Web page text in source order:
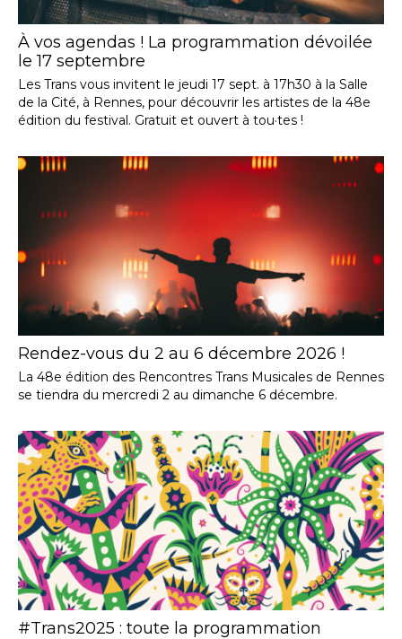
À vos agendas ! La programmation dévoilée
le 17 septembre
Les Trans vous invitent le jeudi 17 sept. à 17h30 à la Salle
de la Cité, à Rennes, pour découvrir les artistes de la 48e
édition du festival. Gratuit et ouvert à tou·tes !
Rendez-vous du 2 au 6 décembre 2026 !
La 48e édition des Rencontres Trans Musicales de Rennes
se tiendra du mercredi 2 au dimanche 6 décembre.
#Trans2025 : toute la programmation